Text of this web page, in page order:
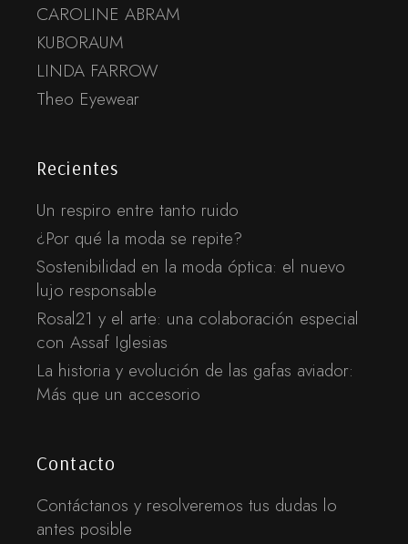
CAROLINE ABRAM
KUBORAUM
LINDA FARROW
Theo Eyewear
Recientes
Un respiro entre tanto ruido
¿Por qué la moda se repite?
Sostenibilidad en la moda óptica: el nuevo
lujo responsable
Rosal21 y el arte: una colaboración especial
con Assaf Iglesias
La historia y evolución de las gafas aviador:
Más que un accesorio
Contacto
Contáctanos y resolveremos tus dudas lo
antes posible